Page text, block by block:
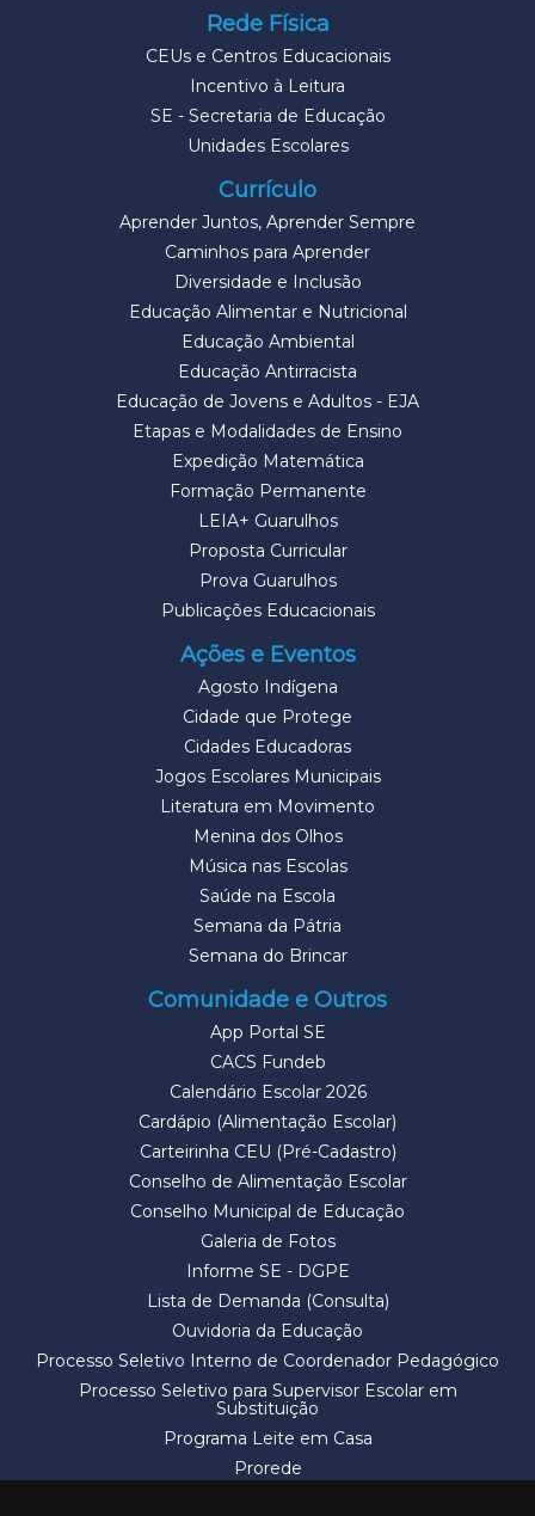
Rede Física
CEUs e Centros Educacionais
Incentivo à Leitura
SE - Secretaria de Educação
Unidades Escolares
Currículo
Aprender Juntos, Aprender Sempre
Caminhos para Aprender
Diversidade e Inclusão
Educação Alimentar e Nutricional
Educação Ambiental
Educação Antirracista
Educação de Jovens e Adultos - EJA
Etapas e Modalidades de Ensino
Expedição Matemática
Formação Permanente
LEIA+ Guarulhos
Proposta Curricular
Prova Guarulhos
Publicações Educacionais
Ações e Eventos
Agosto Indígena
Cidade que Protege
Cidades Educadoras
Jogos Escolares Municipais
Literatura em Movimento
Menina dos Olhos
Música nas Escolas
Saúde na Escola
Semana da Pátria
Semana do Brincar
Comunidade e Outros
App Portal SE
CACS Fundeb
Calendário Escolar 2026
Cardápio (Alimentação Escolar)
Carteirinha CEU (Pré-Cadastro)
Conselho de Alimentação Escolar
Conselho Municipal de Educação
Galeria de Fotos
Informe SE - DGPE
Lista de Demanda (Consulta)
Ouvidoria da Educação
Processo Seletivo Interno de Coordenador Pedagógico
Processo Seletivo para Supervisor Escolar em
Substituição
Programa Leite em Casa
Prorede